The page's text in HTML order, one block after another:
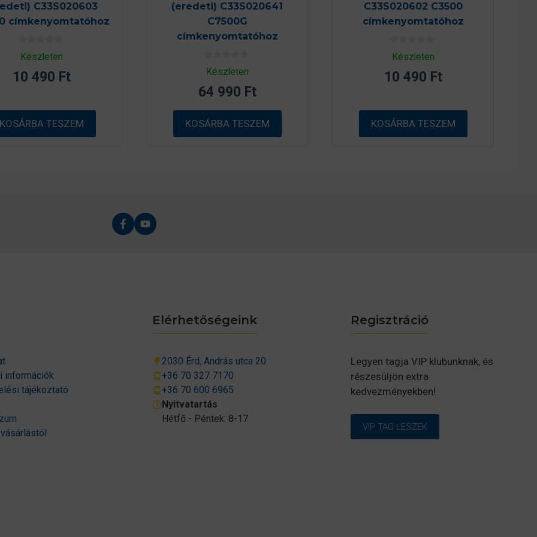
C33S020603
címkenyomtatóhoz
0
a
l
Készleten
10 490 Ft
KOSÁRBA TESZEM
(eredeti) C33S020641
C7500G
címkenyomtatóhoz
0
a
5
b
ő
l
Készleten
64 990 Ft
KOSÁRBA TESZEM
C33S020602 C3500
címkenyomtatóhoz
0
a
l
Készleten
10 490 Ft
KOSÁRBA TESZEM
információk
tájékoztató
Elérhetőségeink
2030 Érd, András utca 20.
+36 70 327 7170
+36 70 600 6965
Nyitvatartás
Hétfő - Péntek: 8-17
Regisztráció
Legyen tagja VIP klubunknak, és
részesüljön extra
kedvezményekben!
VIP TAG LESZEK